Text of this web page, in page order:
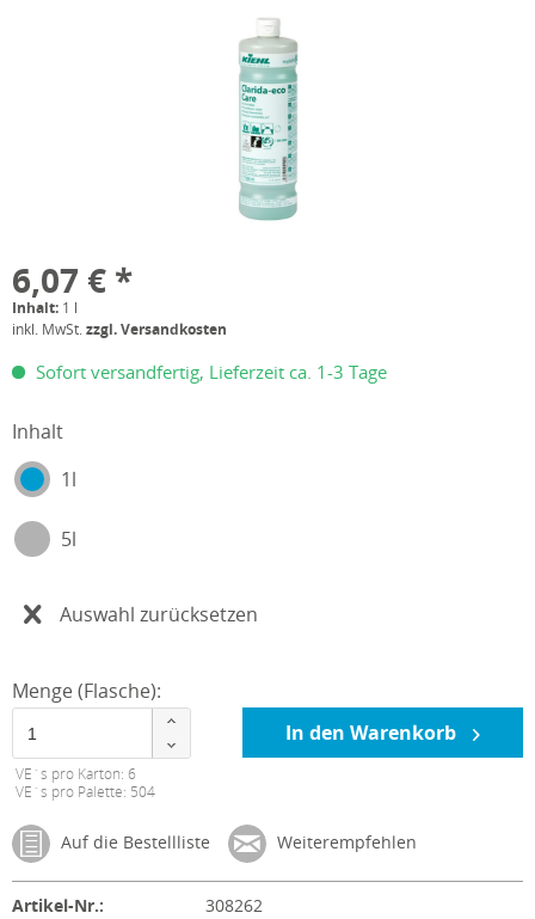
6,07 € *
Inhalt: 1 l
inkl. MwSt.zzgl. Versandkosten
Sofort versandfertig, Lieferzeit ca. 1-3 Tage
Inhalt
1l
5l
Auswahl zurücksetzen
Menge (Flasche):
VE´s pro Karton: 6
VE´s pro Palette: 504
In den Warenkorb
Auf die Bestellliste Weiterempfehlen
Artikel-Nr.:
308262